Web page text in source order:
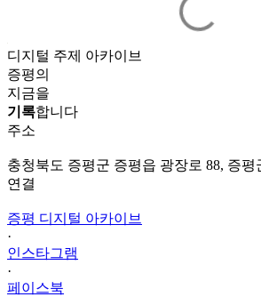
디지털 주제 아카이브
증평의
지금을
기록합니다
주소
충청북도 증평군 증평읍 광장로 88, 증평
연결
증평 디지털 아카이브
·
인스타그램
·
페이스북